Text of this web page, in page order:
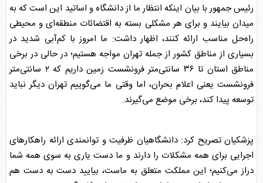
رئیس جمهور با بیان اینکه انتظار ما ازدانشگاهو اساتید این است که به
میدان بیایند و برای هر مشکلی بسته به اقتضائات منطقه‌ای و محیطی
راه‌حل مناسب ارائه کنند، اظهار داشت: ما امروز با کم‌آبی شدید در
بسیاری از مناطق کشور از جمله تهران مواجه هستیم؛ در حالی در برخی
مناطق استان تا ۳۶ سانتی‌متر فرونشست زمین داریم که ۲ سانتی‌متر
فرونشست یعنی اعلام بحران، اما وقتی ما می‌گوییم تهران دیگر نباید
توسعه پیدا کند، برخی موضع می‌گیرند.
پزشکیان تصریح کرد:دانشگاهیان ظرفیت و توانمندی ارائه راهکار‌های
اجرایی برای همه مشکلات را دارند و ما دست یاری به سوی همه شما
دراز می‌کنیم؛ این مملکت متعلق به ماست، بیایید دست به دست هم